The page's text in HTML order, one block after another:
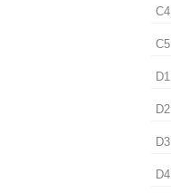
C4
C5
D1
D2
D3
D4